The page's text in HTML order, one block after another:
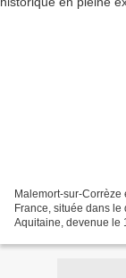
Malemort-sur-
France, située dans
Aquitaine, devenue le